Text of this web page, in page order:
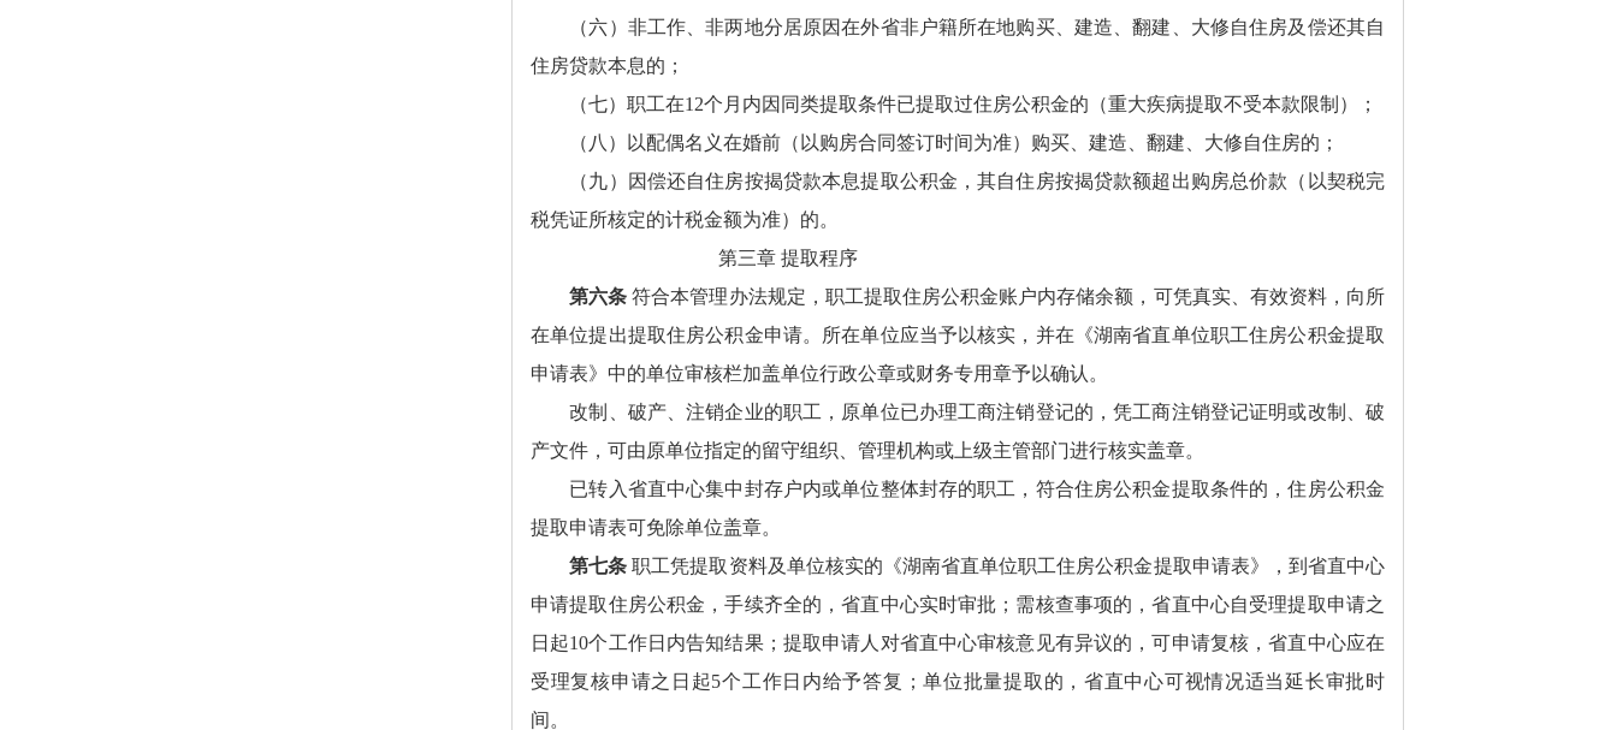
（六）非工作、非两地分居原因在外省非户籍所在地购买、建造、翻建、大修自住房及偿还其自
住房贷款本息的；
（七）职工在12个月内因同类提取条件已提取过住房公积金的（重大疾病提取不受本款限制）；
（八）以配偶名义在婚前（以购房合同签订时间为准）购买、建造、翻建、大修自住房的；
（九）因偿还自住房按揭贷款本息提取公积金，其自住房按揭贷款额超出购房总价款（以契税完
税凭证所核定的计税金额为准）的。
第三章 提取程序
第六条 符合本管理办法规定，职工提取住房公积金账户内存储余额，可凭真实、有效资料，向所
在单位提出提取住房公积金申请。所在单位应当予以核实，并在《湖南省直单位职工住房公积金提取
申请表》中的单位审核栏加盖单位行政公章或财务专用章予以确认。
改制、破产、注销企业的职工，原单位已办理工商注销登记的，凭工商注销登记证明或改制、破
产文件，可由原单位指定的留守组织、管理机构或上级主管部门进行核实盖章。
已转入省直中心集中封存户内或单位整体封存的职工，符合住房公积金提取条件的，住房公积金
提取申请表可免除单位盖章。
第七条 职工凭提取资料及单位核实的《湖南省直单位职工住房公积金提取申请表》，到省直中心
申请提取住房公积金，手续齐全的，省直中心实时审批；需核查事项的，省直中心自受理提取申请之
日起10个工作日内告知结果；提取申请人对省直中心审核意见有异议的，可申请复核，省直中心应在
受理复核申请之日起5个工作日内给予答复；单位批量提取的，省直中心可视情况适当延长审批时
间。